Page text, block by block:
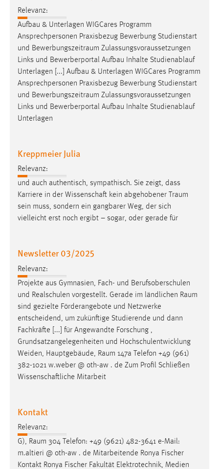
Relevanz:
Aufbau & Unterlagen WIGCares Programm
Ansprechpersonen Praxisbezug Bewerbung Studienstart
und Bewerbungszeitraum Zulassungsvoraussetzungen
Links und Bewerberportal Aufbau Inhalte Studienablauf
Unterlagen [...] Aufbau & Unterlagen WIGCares Programm
Ansprechpersonen Praxisbezug Bewerbung Studienstart
und Bewerbungszeitraum Zulassungsvoraussetzungen
Links und Bewerberportal Aufbau Inhalte Studienablauf
Unterlagen
Kreppmeier Julia
Relevanz:
und auch authentisch, sympathisch. Sie zeigt, dass
Karriere in der Wissenschaft kein abgehobener
Traum
sein muss, sondern ein gangbarer Weg, der sich
vielleicht erst noch ergibt – sogar, oder gerade für
Newsletter 03/2025
Relevanz:
Projekte aus Gymnasien, Fach- und Berufsoberschulen
und Realschulen vorgestellt. Gerade im ländlichen Raum
sind gezielte Förderangebote und Netzwerke
entscheidend, um zukünftige Studierende und dann
Fachkräfte [...] für Angewandte Forschung ,
Grundsatzangelegenheiten und Hochschulentwicklung
Weiden, Hauptgebäude, Raum 147a Telefon +49 (961)
382-1021 w.weber @ oth-aw . de Zum Profil Schließen
Wissenschaftliche Mitarbeit
Kontakt
Relevanz:
G), Raum 304 Telefon: +49 (9621) 482-3641 e-Mail:
m.altieri @ oth-aw . de Mitarbeitende Ronya Fischer
Kontakt Ronya Fischer Fakultät Elektrotechnik, Medien